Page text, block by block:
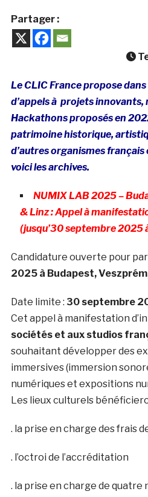
Partager :
Le CLIC France propose
d’appels à projets innovants,
Hackathons proposés en
patrimoine historique,
d’autres organismes
voici les archives.
NUMIX LAB 2025 –
& Linz : Appel à
(jusqu’30septembre 2025
Candidature ouverte pour
2025 à Budapest,
Date limite : 30septembre
Cet appel à manifestation
sociétés et aux studios
souhaitant développer des
immersives (immersion
numériques et expositions
Les lieux culturels
. la prise en charge des frais
. l’octroi de l’accréditation
. la prise en charge de quatre